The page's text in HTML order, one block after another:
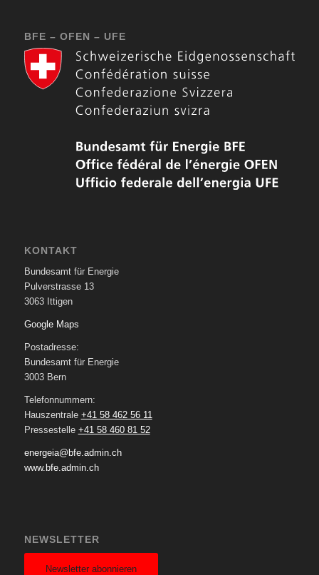
BFE – OFEN – UFE
KONTAKT
Bundesamt für Energie
Pulverstrasse 13
3063 Ittigen
Google Maps
Postadresse:
Bundesamt für Energie
3003 Bern
Telefonnummern:
Hauszentrale +41 58 462 56 11
Pressestelle +41 58 460 81 52
energeia@bfe.admin.ch
www.bfe.admin.ch
NEWSLETTER
Newsletter abonnieren